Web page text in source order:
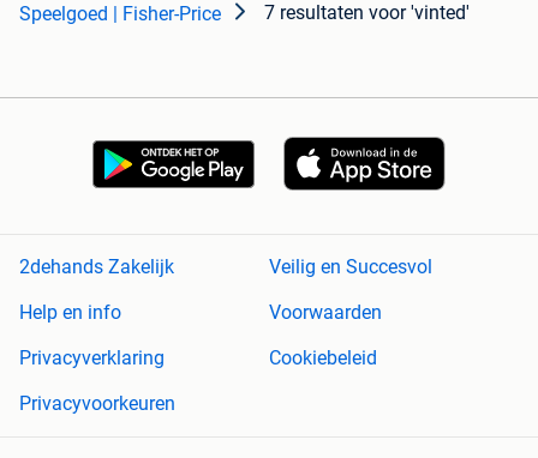
Speelgoed | Fisher-Price 7 resultaten voor 'vinted'
2dehands Zakelijk
Veilig en Succesvol
Help en info
Voorwaarden
Privacyverklaring
Cookiebeleid
Privacyvoorkeuren